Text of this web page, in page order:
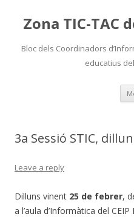
Zona TIC-TAC
Bloc dels Coordinadors
educatius
3a Sessió STIC,
Leave a reply
Dilluns vinent 25 de febrer,
a l’aula d’Informàtica del